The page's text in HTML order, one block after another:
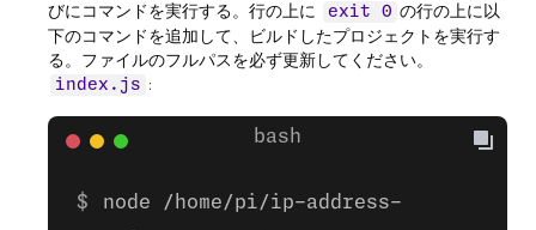
びにコマンドを実行する。行の上に
exit 0 の行の上に以
下のコマンドを追加して、ビルドしたプロジェクトを実行す
る。ファイルのフルパスを必ず更新してください。
index.js :
node /home/pi/ip-address-